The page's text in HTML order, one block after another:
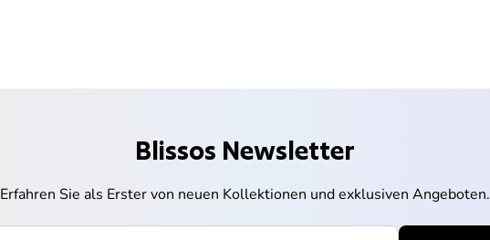
Blissos Newsletter
Erfahren Sie als Erster von neuen Kollektionen und exklusiven Angeboten.